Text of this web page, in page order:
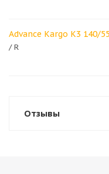
Advance Kargo K3 140/
/ R
Отзывы